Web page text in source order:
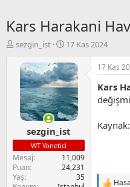
Kars Harakani
K
l
a
t
a
sezgin_ist
B
ş
l
a
n
g
ı
ç
t
a
r
17 Kas 2024
sezgin_ist
WT Yönetici
Mesaj
11,009
Puan
24,231
Yaş
35
17 Kas
Kars